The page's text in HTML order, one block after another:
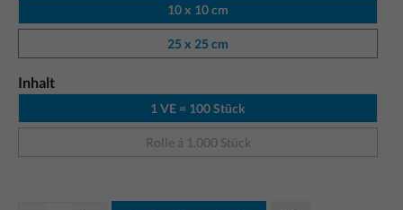
10 x 10 cm
25 x 25 cm
Inhalt
1 VE = 100 Stück
Rolle á 1.000 Stück